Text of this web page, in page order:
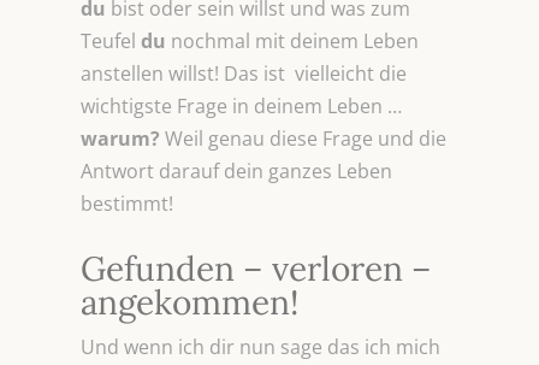
du bist oder sein willst und was zum
Teufeldu nochmal mit deinem Leben
anstellen willst! Das ist vielleicht die
wichtigste Frage in deinem Leben …
warum? Weil genau diese Frage und die
Antwort darauf dein ganzes Leben
bestimmt!
Gefunden – verloren –
angekommen!
Und wenn ich dir nun sage das ich mich